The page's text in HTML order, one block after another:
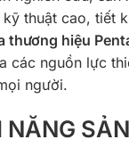
thuật cao, tiết
thương hiệu
các nguồn lực
người.
NĂNG